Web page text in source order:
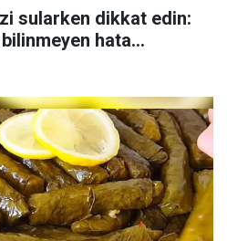
sularken dikkat edin:
hata...